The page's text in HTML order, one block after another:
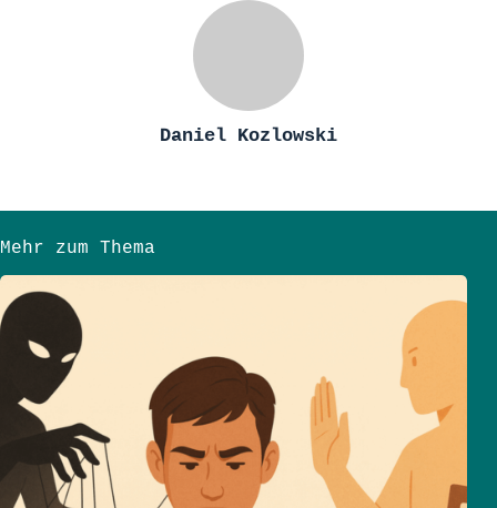
Daniel Kozlowski
Mehr zum Thema